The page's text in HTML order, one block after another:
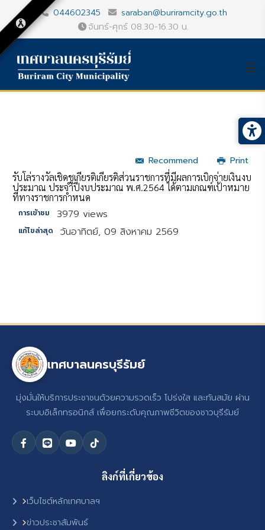
044602345
saraban@buriramcity.go.th
จันทร์-ศุกร์ 08.30-16.30 น.
Recommend
Print
รับโล่รางวัลเชิดชูเกียรติเกียรติส่วนราชการที่มีผลการเบิกจ่ายเงินงบ
ประมาณ ประจำปีงบประมาณ พ.ศ.2564 ได้ตามเกณฑ์เป้าหมาย
ที่ทางราชการกำหนด
การเข้าชม 3979 views
แก้ไขล่าสุด วันอาทิตย์, 09 สิงหาคม 2569
เทศบาลนครบุรีรัมย์
มุ่งมั่นให้บริการประชาชนด้วยความรวดเร็ว โปร่งใส และทันสมัย ผ่าน
ระบบอิเล็กทรอนิกส์ เพื่อยกระดับคุณภาพชีวิตของชาวบุรีรัมย์
ลิงก์ที่เกี่ยวข้อง
เว็บไซต์หลักเทศบาลฯ
ข่าวประชาสัมพันธ์